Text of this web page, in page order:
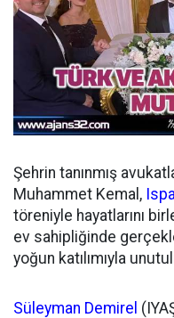
Şehrin tanınmış
Muhammet Kemal,
töreniyle hayatlarını
ev sahipliğinde
yoğun katılımıyla
Süleyman Demirel